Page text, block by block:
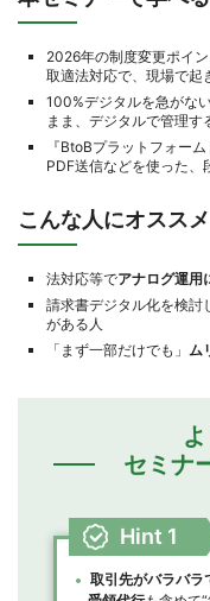
2026年の制度変更ポイ
取適法対応で、現場で起
100%デジタルを急がな
まま、デジタルで管理す
『BtoBプラットフォー
PDF送信などを使った、
こんな人にオススメ
法対応等でアナログ運用
請求書デジタル化を検討
がある人
「まず一部だけでも」 ム
セミナ
Hint 1
取引先がバラバラ